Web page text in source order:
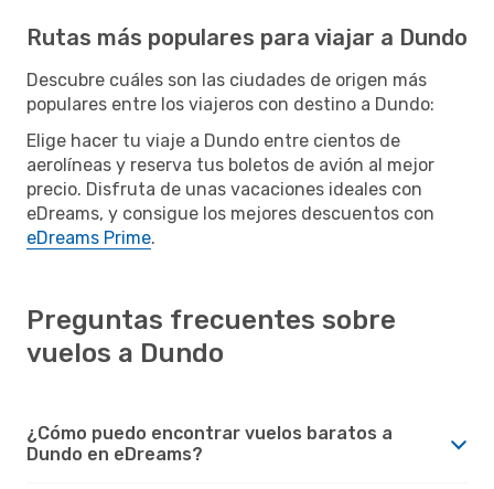
Rutas más populares para viajar a Dundo
Descubre cuáles son las ciudades de origen más
populares entre los viajeros con destino a Dundo:
Elige hacer tu viaje a Dundo entre cientos de
aerolíneas y reserva tus boletos de avión al mejor
precio. Disfruta de unas vacaciones ideales con
eDreams, y consigue los mejores descuentos con
eDreams Prime.
Preguntas frecuentes sobre
vuelos a Dundo
¿Cómo puedo encontrar vuelos baratos a
Dundo en eDreams?